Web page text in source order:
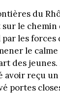
du
sur le
les
le
des jeunes.
avoir reçu
portes